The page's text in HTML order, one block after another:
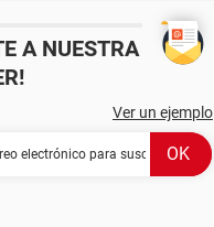
A NUESTRA
Ver un ejemplo